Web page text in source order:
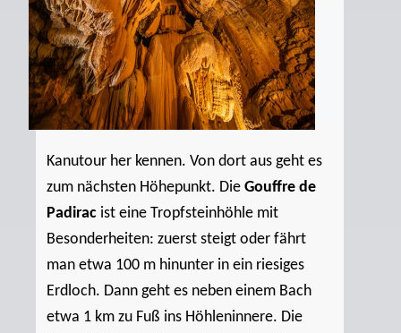
Kanutour her kennen. Von dort aus geht es
zum nächsten Höhepunkt. Die Gouffre de
Padirac ist eine Tropfsteinhöhle mit
Besonderheiten: zuerst steigt oder fährt
man etwa 100 m hinunter in ein riesiges
Erdloch. Dann geht es neben einem Bach
etwa 1 km zu Fuß ins Höhleninnere. Die